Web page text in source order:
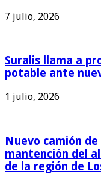
7 julio, 2026
Suralis llama a
potable ante
1 julio, 2026
Nuevo camión
mantención del
de la región de